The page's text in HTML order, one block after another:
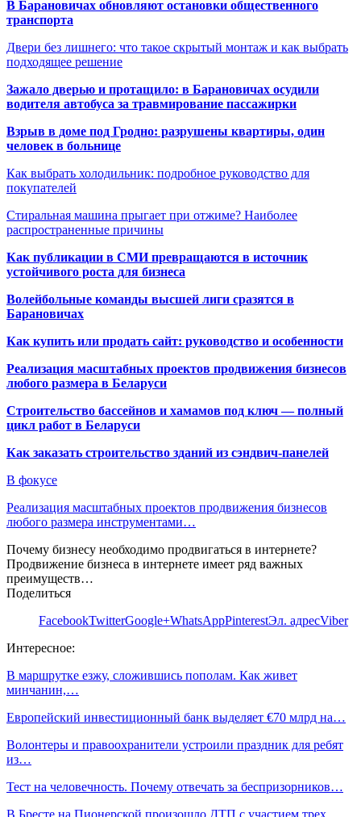
В Барановичах обновляют остановки общественного
транспорта
Двери без лишнего: что такое скрытый монтаж и как выбрать
подходящее решение
Зажало дверью и протащило: в Барановичах осудили
водителя автобуса за травмирование пассажирки
Взрыв в доме под Гродно: разрушены квартиры, один
человек в больнице
Как выбрать холодильник: подробное руководство для
покупателей
Стиральная машина прыгает при отжиме? Наиболее
распространенные причины
Как публикации в СМИ превращаются в источник
устойчивого роста для бизнеса
Волейбольные команды высшей лиги сразятся в
Барановичах
Как купить или продать сайт: руководство и особенности
Реализация масштабных проектов продвижения бизнесов
любого размера в Беларуси
Строительство бассейнов и хамамов под ключ — полный
цикл работ в Беларуси
Как заказать строительство зданий из сэндвич-панелей
В фокусе
Реализация масштабных проектов продвижения бизнесов
любого размера инструментами…
Почему бизнесу необходимо продвигаться в интернете?
Продвижение бизнеса в интернете имеет ряд важных
преимуществ…
Поделиться
FacebookTwitterGoogle+WhatsAppPinterestЭл. адресViber
Интересное:
В маршрутке езжу, сложившись пополам. Как живет
минчанин,…
Европейский инвестиционный банк выделяет €70 млрд на…
Волонтеры и правоохранители устроили праздник для ребят
из…
Тест на человечность. Почему отвечать за беспризорников…
В Бресте на Пионерской произошло ДТП с участием трех